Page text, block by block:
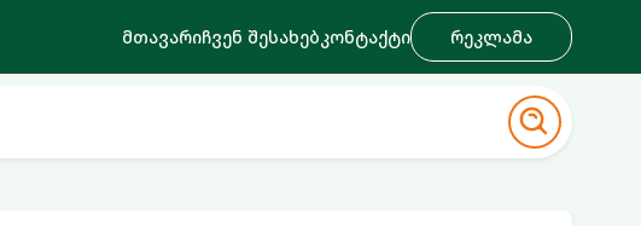
მთავარიჩვენ შესახებკონტაქტი რეკლამა